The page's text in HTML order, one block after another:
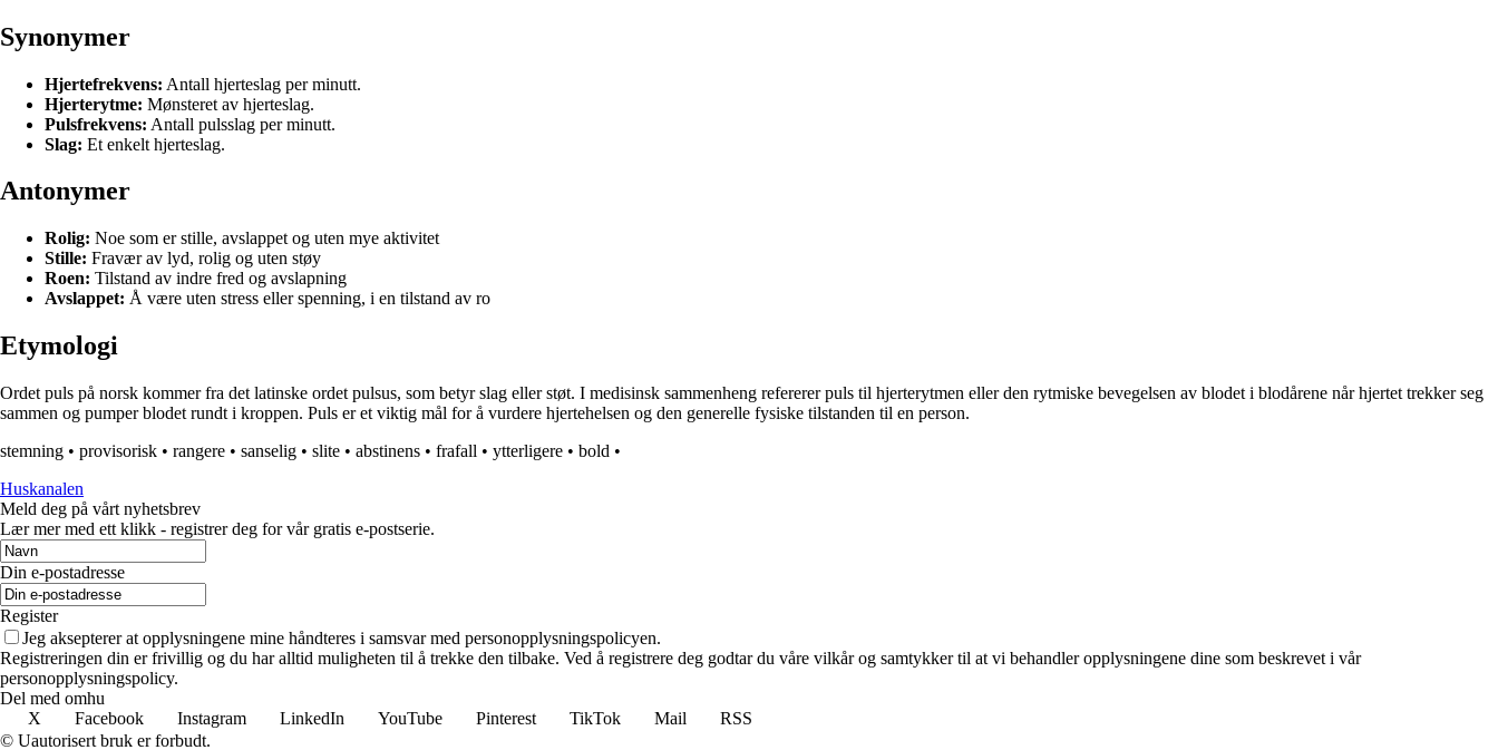
Synonymer
Hjertefrekvens: Antall hjerteslag per minutt.
Hjerterytme: Mønsteret av hjerteslag.
Pulsfrekvens: Antall pulsslag per minutt.
Slag: Et enkelt hjerteslag.
Antonymer
Rolig: Noe som er stille, avslappet og uten mye aktivitet
Stille: Fravær av lyd, rolig og uten støy
Roen: Tilstand av indre fred og avslapning
Avslappet: Å være uten stress eller spenning, i en tilstand av ro
Etymologi
Ordet puls på norsk kommer fra det latinske ordet pulsus, som betyr slag eller støt. I medisinsk sammenheng refererer puls til hjerterytmen eller den rytmiske bevegelsen av blodet i blodårene når hjertet trekker seg
sammen og pumper blodet rundt i kroppen. Puls er et viktig mål for å vurdere hjertehelsen og den generelle fysiske tilstanden til en person.
stemning • provisorisk • rangere • sanselig • slite • abstinens • frafall • ytterligere • bold •
Huskanalen
Meld deg på vårt nyhetsbrev
Lær mer med ett klikk - registrer deg for vår gratis e-postserie.
Din e-postadresse
Register
Jeg aksepterer at opplysningene mine håndteres i samsvar med personopplysningspolicyen.
Registreringen din er frivillig og du har alltid muligheten til å trekke den tilbake. Ved å registrere deg godtar du våre vilkår og samtykker til at vi behandler opplysningene dine som beskrevet i vår
personopplysningspolicy.
Del med omhu
X
Facebook Instagram LinkedIn YouTube Pinterest TikTok Mail
RSS
© Uautorisert bruk er forbudt.